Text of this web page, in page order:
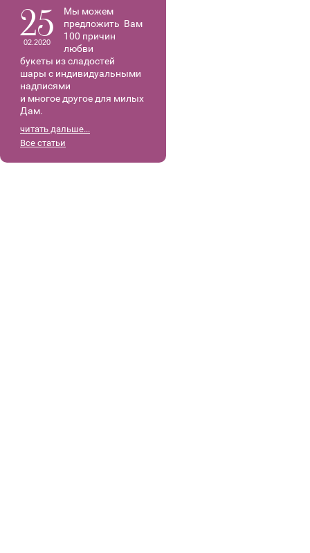
25
02.2020
Мы можем
предложить Вам
100 причин
любви
букеты из сладостей
шары с индивидуальными
надписями
и многое другое для милых
Дам.
читать дальше...
Все статьи